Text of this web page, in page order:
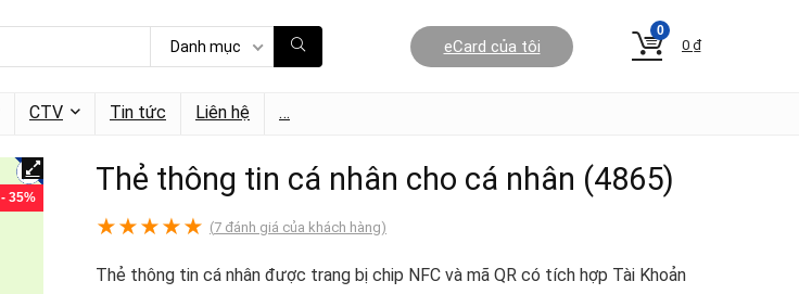
Danh mục eCard của tôi
0
0 ₫
CTV Tin tức Liên hệ …
- 35% Thẻ thông tin cá nhân cho cá nhân (4865)
★★★★★ (7 đánh giá của khách hàng)
Thẻ thông tin cá nhân được trang bị chip NFC và mã QR có tích hợp Tài Khoản